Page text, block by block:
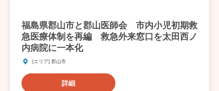
福島県郡山市と郡山医師会 市内小児初期救
急医療体制を再編 救急外来窓口を太田西ノ
内病院に一本化
[エリア] 郡山市
詳細